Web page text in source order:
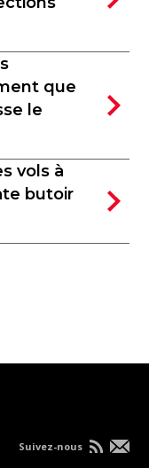
que
le
vols à
butoir
Suivez-nous